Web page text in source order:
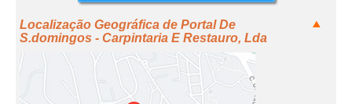
Localização Geográfica de Portal De
S.domingos - Carpintaria E Restauro, Lda